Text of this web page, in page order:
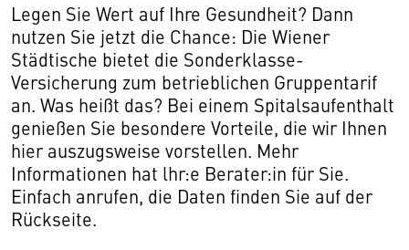
Legen Sie Wert auf Ihre Gesundheit? Dann
nutzen Sie jetzt die Chance: Die Wiener
Städtische bietet die Sonderklasse-
Versicherung zum betrieblichen Gruppentarif
an. Was heißt das? Bei einem Spitalsaufenthalt
genießen Sie besondere Vorteile, die wir Ihnen
hier auszugsweise vorstellen. Mehr
Informationen hat lhr:e Berater:in für Sie.
Einfach anrufen, die Daten finden Sie auf der
Rückseite.